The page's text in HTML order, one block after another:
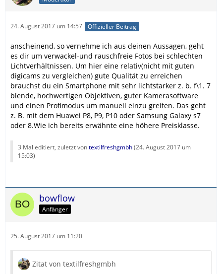
24. August 2017 um 14:57 Offizieller Beitrag
anscheinend, so vernehme ich aus deinen Aussagen, geht
es dir um verwackel-und rauschfreie Fotos bei schlechten
Lichtverhältnissen. Um hier eine relativ(nicht mit guten
digicams zu vergleichen) gute Qualität zu erreichen
brauchst du ein Smartphone mit sehr lichtstarker z. b. f\1. 7
blende, hochwertigen Objektiven, guter Kamerasoftware
und einen Profimodus um manuell einzu greifen. Das geht
z. B. mit dem Huawei P8, P9, P10 oder Samsung Galaxy s7
oder 8.Wie ich bereits erwähnte eine höhere Preisklasse.
3 Mal editiert, zuletzt vontextilfreshgmbh(24. August 2017 um
15:03)
bowflow
Anfänger
25. August 2017 um 11:20
Zitat von textilfreshgmbh